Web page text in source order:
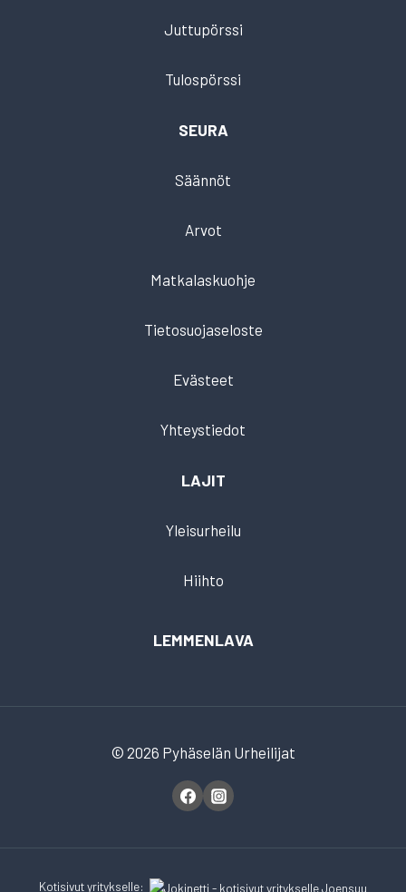
Juttupörssi
Tulospörssi
SEURA
Säännöt
Arvot
Matkalaskuohje
Tietosuojaseloste
Evästeet
Yhteystiedot
LAJIT
Yleisurheilu
Hiihto
LEMMENLAVA
© 2026 Pyhäselän Urheilijat
Kotisivut yritykselle: